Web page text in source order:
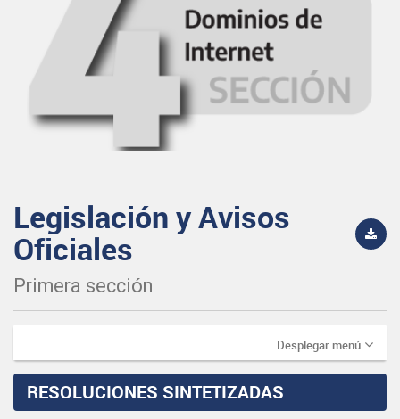
Legislación y Avisos
Oficiales
Primera sección
Desplegar menú
RESOLUCIONES SINTETIZADAS